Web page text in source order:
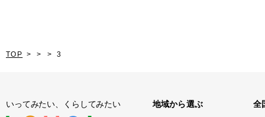
TOP 3
いってみたい、くらしてみたい 地域から選ぶ 全